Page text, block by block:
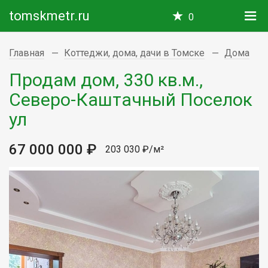
tomskmetr.ru 0
Главная Коттеджи, дома, дачи в Томске Дома
Продам дом, 330 кв.м.,
Северо-Каштачный Поселок
ул
67 000 000 ₽ 203 030 ₽/м²